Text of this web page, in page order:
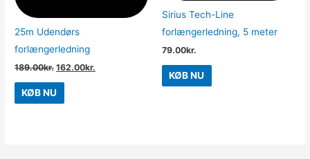
25m Udendørs
forlængerledning
189.00kr. 162.00kr.
KØB NU
Sirius Tech-Line
forlængerledning, 5 meter
79.00kr.
KØB NU